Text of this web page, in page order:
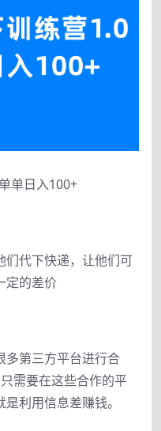
单日入100+
们代下快递，让他们可
定的差价
多第三方平台进行合
需要在这些合作的平
利用信息差赚钱。